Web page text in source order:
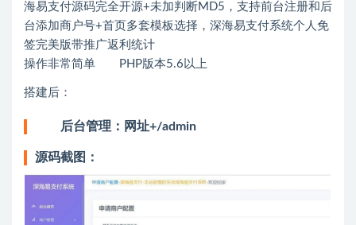
海易支付源码完全开源+未加判断MD5，支持前台注册和后
台添加商户号+首页多套模板选择，深海易支付系统个人免
签完美版带推广返利统计
操作非常简单 PHP版本5.6以上
搭建后：
后台管理：网址+/admin
源码截图：